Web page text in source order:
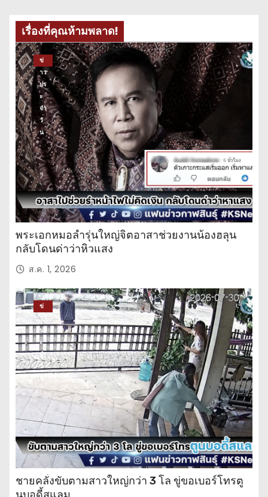
เรื่องที่คุณห้ามพลาด!
ข่
าว
ปร
ะ
จำ
วั
น
พระเอกหมอลำรุ่นใหญ่จิตอาสาช่วยงานน้องฮลุน
กลับโดนด่าว่าหิวแสง
ส.ค. 1, 2026
ข่
าว
ปร
ะ
จำ
วั
น
ชายคลั่งขับตามสาวใหญ่กว่า 3 โล ขู่ขอเบอร์โทรตู